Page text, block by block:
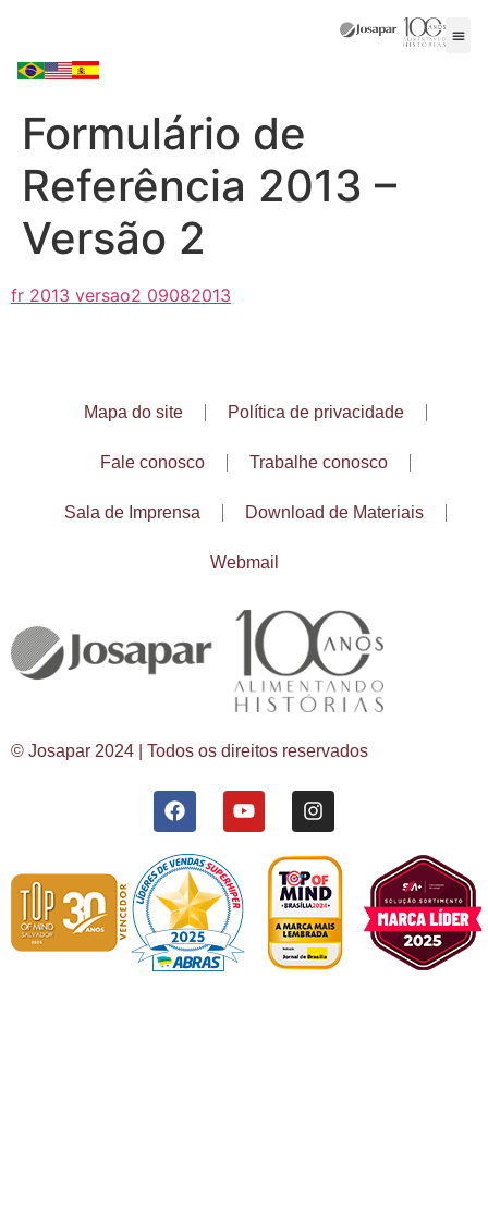
Formulário de
Referência 2013 –
Versão 2
fr 2013 versao2 09082013
Mapa do site Política de privacidade
Fale conosco Trabalhe conosco
Sala de Imprensa Download de Materiais
Webmail
© Josapar 2024 | Todos os direitos reservados